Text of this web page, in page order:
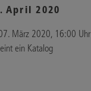
April 2020
März 2020, 16:00 Uhr
ein Katalog